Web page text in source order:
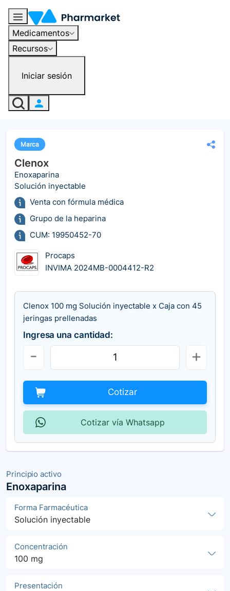
Medicamentos
Recursos
Iniciar sesión
Principio activo
Enoxaparina
Forma Farmacéutica
Solución inyectable
Concentración
100 mg
Presentación
Marca
Clenox
Enoxaparina
Solución inyectable
Venta con fórmula médica
Grupo de la heparina
CUM: 19950452-70
Procaps
INVIMA 2024MB-0004412-R2
Clenox 100 mg Solución inyectable x Caja con 45
jeringas prellenadas
Ingresa una cantidad:
Cotizar
Cotizar vía Whatsapp